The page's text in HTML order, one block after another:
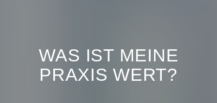
WAS IST MEINE
PRAXIS WERT?